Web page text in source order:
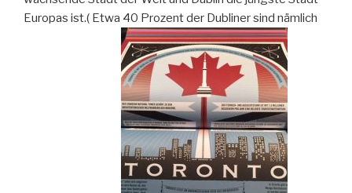
Europas ist.( Etwa 40 Prozent der Dubliner sind nämlich